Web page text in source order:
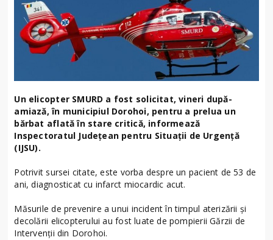
Un elicopter SMURD a fost solicitat, vineri după-
amiază, în municipiul Dorohoi, pentru a prelua un
bărbat aflată în stare critică, informează
Inspectoratul Județean pentru Situații de Urgență
(IJSU).
Potrivit sursei citate, este vorba despre un pacient de 53 de
ani, diagnosticat cu infarct miocardic acut.
Măsurile de prevenire a unui incident în timpul aterizării și
decolării elicopterului au fost luate de pompierii Gărzii de
Intervenții din Dorohoi.